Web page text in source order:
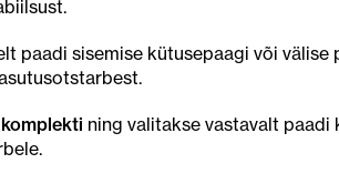
paadi sisemise kütusepaagi või välise
ning valitakse vastavalt paadi